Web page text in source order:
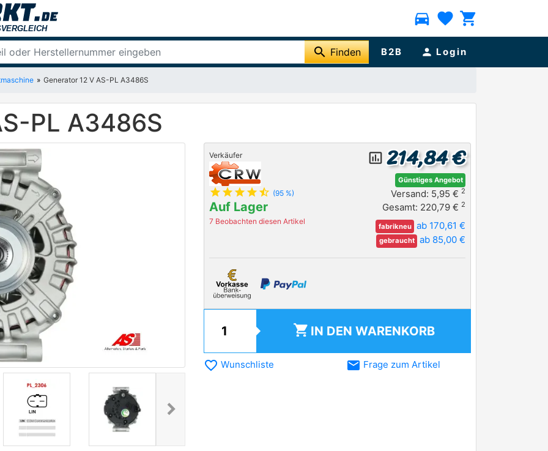
directions_car favorite shopping_cart
search Finden B2B person Login
Generator 12 V AS-PL A3486S
PL A3486S
chevron_right
Next
Verkäufer
star star star star star_half (95 %)
Auf Lager
7 Beobachten diesen Artikel
insert_chart_outlined 214,84 €
Günstiges Angebot
Versand: 5,95 € 2
Gesamt: 220,79 € 2
fabrikneu ab 170,61 €
gebraucht ab 85,00 €
shopping_cart IN DEN WARENKORB
favorite_border Wunschliste email Frage zum Artikel